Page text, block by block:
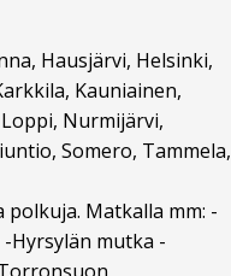
Hausjärvi, Helsinki,
Kauniainen,
Nurmijärvi,
Somero, Tammela,
polkuja. Matkalla mm: -
Hyrsylän mutka -